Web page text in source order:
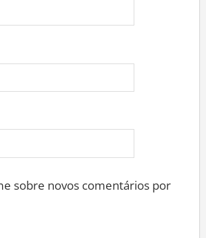
sobre novos comentários por